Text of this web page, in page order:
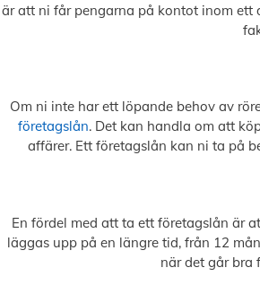
är att ni får pengarna på kontot inom ett
Om ni inte har ett löpande behov av
företagslån. Det kan handla om att
affärer. Ett företagslån kan ni ta på
En fördel med att ta ett företagslån är
läggas upp på en längre tid, från 12
när det går bra